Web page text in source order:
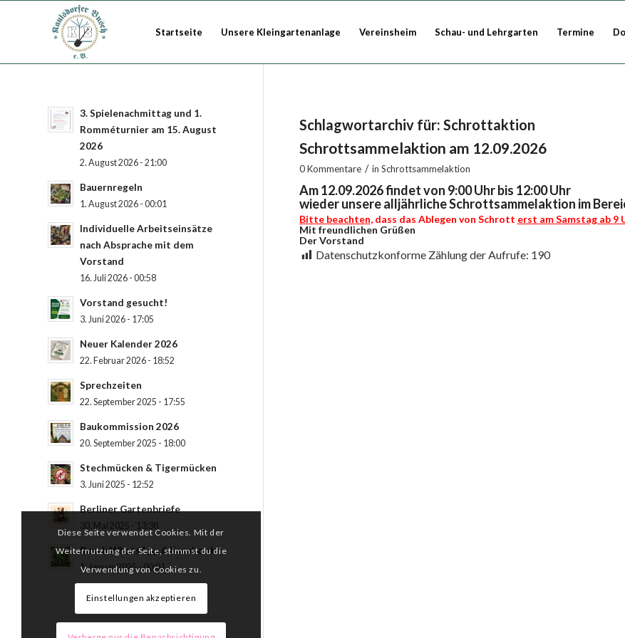
Startseite Unsere Kleingartenanlage Vereinsheim Schau- und Lehrgarten Termine
Schlagwortarchiv für: Schrottaktion
Schrottsammelaktion am 12.09.2026
0 Kommentare / in Schrottsammelaktion
Am 12.09.2026 findet von 9:00 Uhr bis 12:00 Uhr
wieder unsere alljährliche Schrottsammelaktion im
Bitte beachten, dass das Ablegen von Schrott erst am Samstag ab 9
Mit freundlichen Grüßen
Der Vorstand
Datenschutzkonforme Zählung der Aufrufe: 190
3. Spielenachmittag und 1.
Romméturnier am 15. August
2026
2. August 2026 - 21:00
Bauernregeln
1. August 2026 - 00:01
Individuelle Arbeitseinsätze
nach Absprache mit dem
Vorstand
16. Juli 2026 - 00:58
Vorstand gesucht!
3. Juni 2026 - 17:05
Neuer Kalender 2026
22. Februar 2026 - 18:52
Sprechzeiten
22. September 2025 - 17:55
Baukommission 2026
20. September 2025 - 18:00
Stechmücken & Tigermücken
3. Juni 2025 - 12:52
Berliner Gartenbriefe
30. Mai 2025 - 13:38
Busch WhatsApp & Facebook
1. Januar 2025 - 00:01
Diese Seite verwendet Cookies. Mit der
Weiternutzung der Seite, stimmst du die
Verwendung von Cookies zu.
Einstellungen akzeptieren